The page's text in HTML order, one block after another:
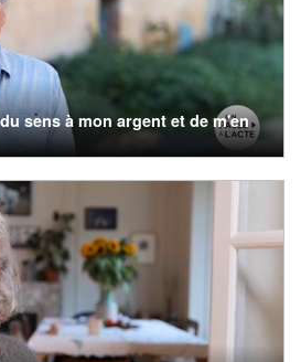
sens à mon argent et de m'en